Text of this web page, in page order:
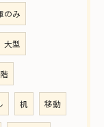
のみ
大型
机 移動